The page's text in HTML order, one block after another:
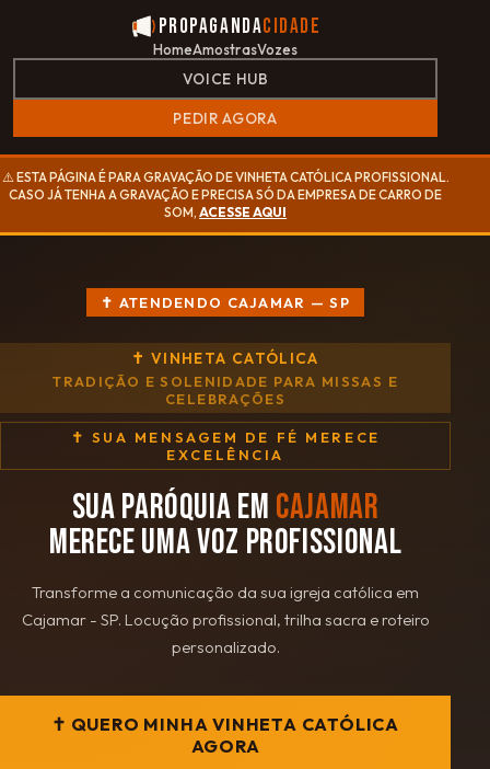
PropagandaCidade
HomeAmostrasVozes
VOICE HUB
PEDIR AGORA
⚠️ ESTA PÁGINA É PARA GRAVAÇÃO DE VINHETA CATÓLICA PROFISSIONAL.
CASO JÁ TENHA A GRAVAÇÃO E PRECISA SÓ DA EMPRESA DE CARRO DE
SOM,ACESSE AQUI
✝ ATENDENDO CAJAMAR — SP
✝ VINHETA CATÓLICA
TRADIÇÃO E SOLENIDADE PARA MISSAS E
CELEBRAÇÕES
✝ SUA MENSAGEM DE FÉ MERECE
EXCELÊNCIA
SUA PARÓQUIA EM CAJAMAR
MERECE UMA VOZ PROFISSIONAL
Transforme a comunicação da sua igreja católica em
Cajamar - SP. Locução profissional, trilha sacra e roteiro
personalizado.
✝ QUERO MINHA VINHETA CATÓLICA
AGORA